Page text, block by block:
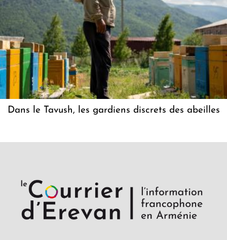
Dans le Tavush, les gardiens discrets des abeilles